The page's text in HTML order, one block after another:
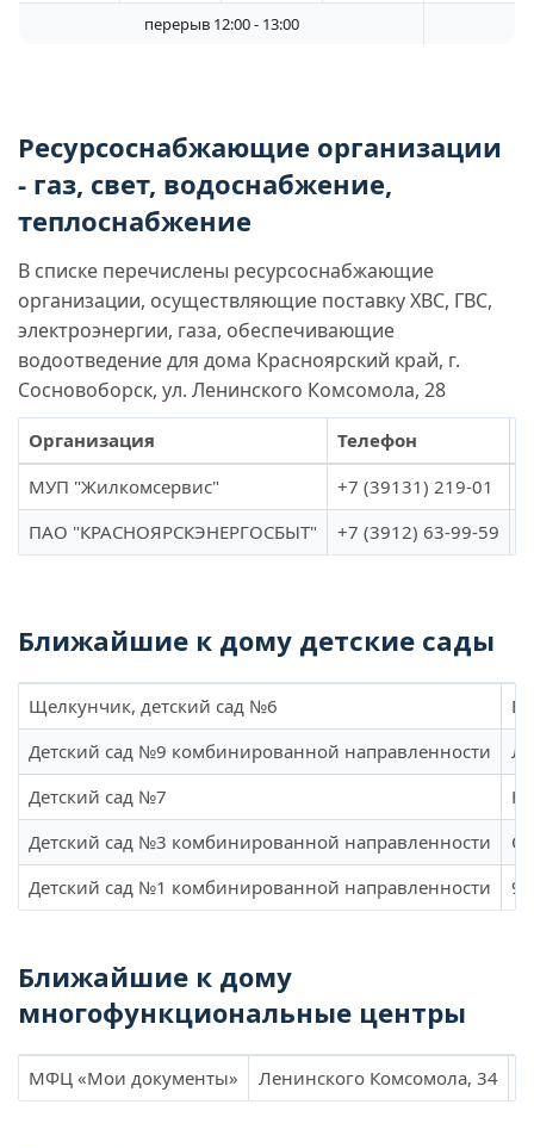
перерыв 12:00 - 13:00
Ресурсоснабжающие организации
- газ, свет, водоснабжение,
теплоснабжение
В списке перечислены ресурсоснабжающие
организации, осуществляющие поставку ХВС, ГВС,
электроэнергии, газа, обеспечивающие
водоотведение для дома Красноярский край, г.
Сосновоборск, ул. Ленинского Комсомола, 28
Организация Телефон
МУП "Жилкомсервис"
+7 (39131) 219-01
ПАО "КРАСНОЯРСКЭНЕРГОСБЫТ"
+7 (3912) 63-99-59
Ближайшие к дому детские сады
Щелкунчик, детский сад №6
Детский сад №9 комбинированной направленности
Детский сад №7
Детский сад №3 комбинированной направленности
Детский сад №1 комбинированной направленности
9
Ближайшие к дому
многофункциональные центры
МФЦ «Мои документы» Ленинского Комсомола, 34